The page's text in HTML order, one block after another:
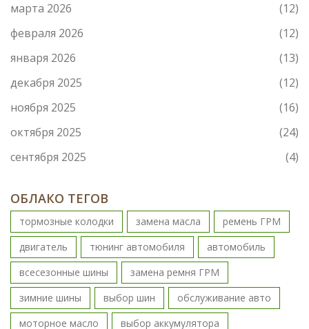
марта 2026
(12)
февраля 2026
(12)
января 2026
(13)
декабря 2025
(12)
ноября 2025
(16)
октября 2025
(24)
сентября 2025
(4)
ОБЛАКО ТЕГОВ
тормозные колодки замена масла
ремень ГРМ
двигатель
тюнинг автомобиля
автомобиль
всесезонные шины
замена ремня ГРМ
зимние шины
выбор шин
обслуживание авто
моторное масло
выбор аккумулятора